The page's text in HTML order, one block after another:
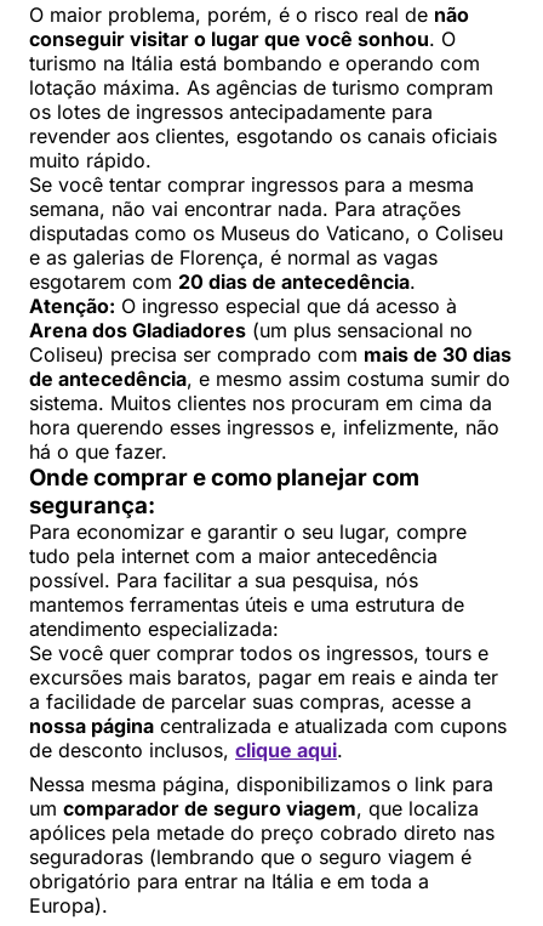
O maior problema, porém, é o risco real de não
conseguir visitar o lugar que você sonhou. O
turismo na Itália está bombando e operando com
lotação máxima. As agências de turismo compram
os lotes de ingressos antecipadamente para
revender aos clientes, esgotando os canais oficiais
muito rápido.
Se você tentar comprar ingressos para a mesma
semana, não vai encontrar nada. Para atrações
disputadas como os Museus do Vaticano, o Coliseu
e as galerias de Florença, é normal as vagas
esgotarem com 20 dias de antecedência.
Atenção: O ingresso especial que dá acesso à
Arena dos Gladiadores (um plus sensacional no
Coliseu) precisa ser comprado com mais de 30 dias
de antecedência, e mesmo assim costuma sumir do
sistema. Muitos clientes nos procuram em cima da
hora querendo esses ingressos e, infelizmente, não
há o que fazer.
Onde comprar e como planejar com
segurança:
Para economizar e garantir o seu lugar, compre
tudo pela internet com a maior antecedência
possível. Para facilitar a sua pesquisa, nós
mantemos ferramentas úteis e uma estrutura de
atendimento especializada:
Se você quer comprar todos os ingressos, tours e
excursões mais baratos, pagar em reais e ainda ter
a facilidade de parcelar suas compras, acesse a
nossa página centralizada e atualizada com cupons
de desconto inclusos, clique aqui.
Nessa mesma página, disponibilizamos o link para
um comparador de seguro viagem, que localiza
apólices pela metade do preço cobrado direto nas
seguradoras (lembrando que o seguro viagem é
obrigatório para entrar na Itália e em toda a
Europa).